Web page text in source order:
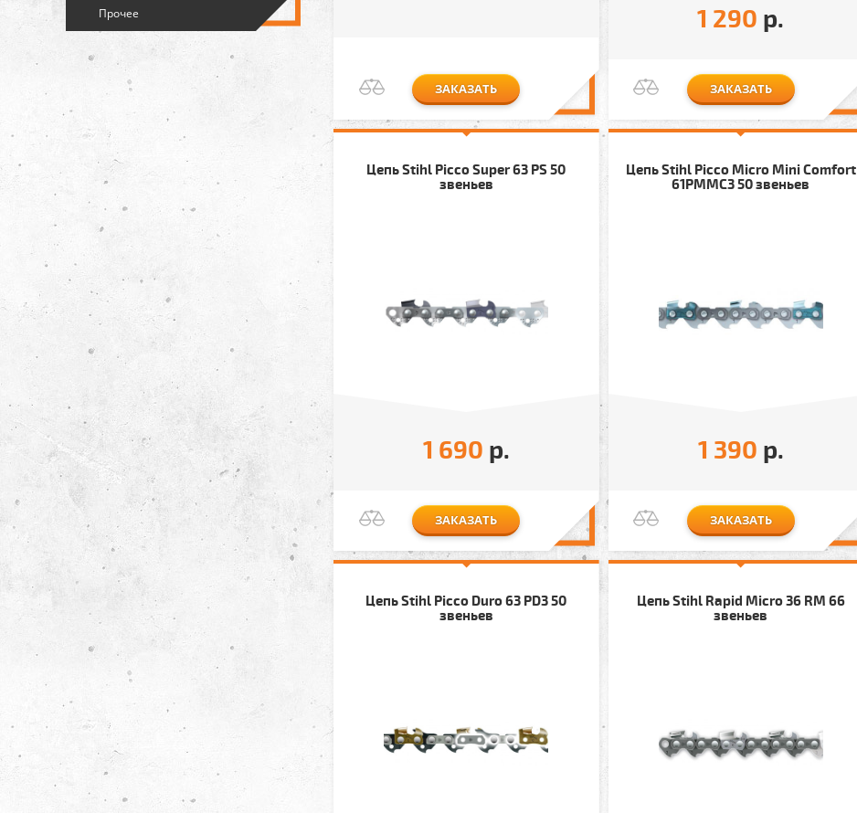
Прочее
ЗАКАЗАТЬ
1 290 р.
ЗАКАЗАТЬ
Цепь Stihl Picco Super 63 PS 50
звеньев
1 690 р.
ЗАКАЗАТЬ
Цепь Stihl Picco Micro Mini Comfort
61PMMC3 50 звеньев
1 390 р.
ЗАКАЗАТЬ
Цепь Stihl Picco Duro 63 PD3 50
звеньев
Цепь Stihl Rapid Micro 36 RM 66
звеньев